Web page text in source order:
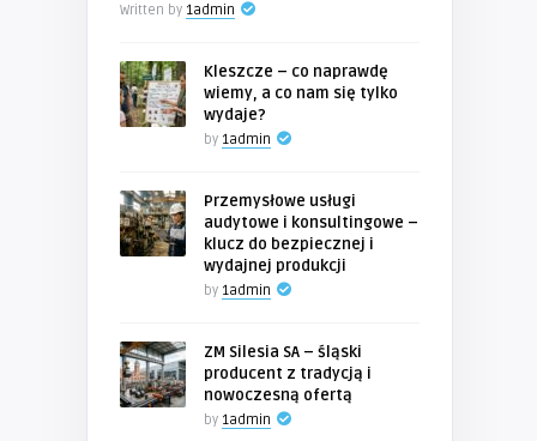
Written by 1admin
Kleszcze – co naprawdę
wiemy, a co nam się tylko
wydaje?
by 1admin
Przemysłowe usługi
audytowe i konsultingowe –
klucz do bezpiecznej i
wydajnej produkcji
by 1admin
ZM Silesia SA – śląski
producent z tradycją i
nowoczesną ofertą
by 1admin